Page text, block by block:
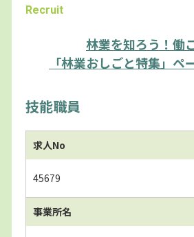
Recruit
林業を知ろう！働
「林業おしごと特集」ペ
技能職員
求人No
45679
事業所名